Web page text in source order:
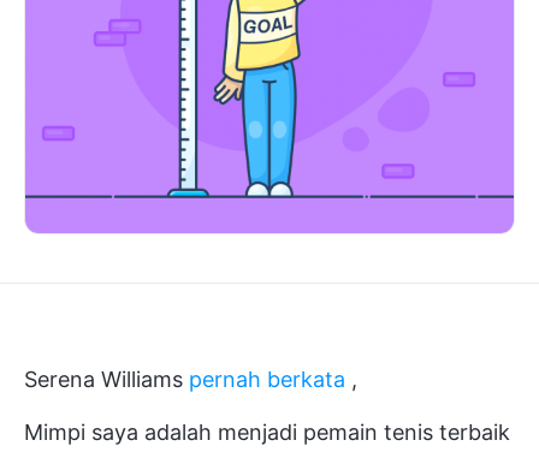
Serena Williams pernah berkata ,
Mimpi saya adalah menjadi pemain tenis terbaik